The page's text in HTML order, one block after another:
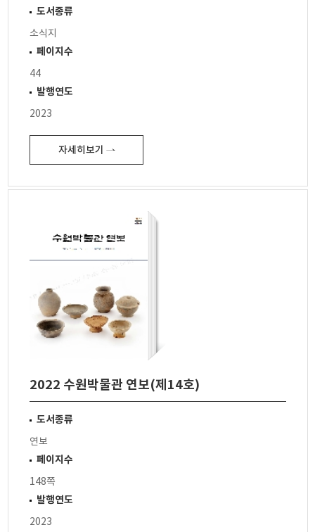
도서종류
소식지
페이지수
44
발행연도
2023
자세히보기 ⇀
2022 수원박물관 연보(제14호)
도서종류
연보
페이지수
148쪽
발행연도
2023